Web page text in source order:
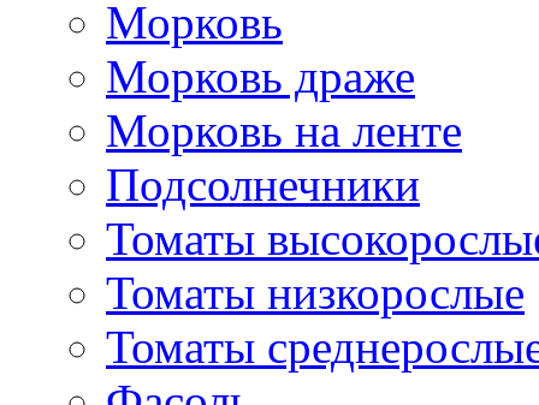
Морковь
Морковь драже
Морковь на ленте
Подсолнечники
Томаты
Томаты низкорослые
Томаты